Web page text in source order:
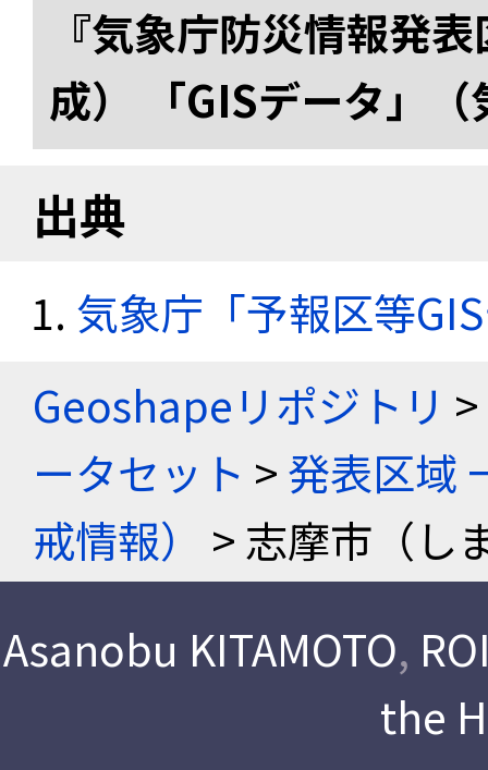
『気象庁防災情報発
成） 「GISデータ」
出典
気象庁「予報区等
Geoshapeリポジトリ >
ータセット >発表区域
戒情報）
> 志摩市（し
Asanobu KITAMOTO,
the